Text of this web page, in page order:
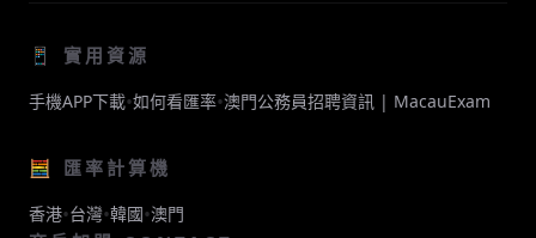
📱 實用資源
手機APP下載•如何看匯率•澳門公務員招聘資訊 | MacauExam
🧮 匯率計算機
香港•台灣•韓國•澳門